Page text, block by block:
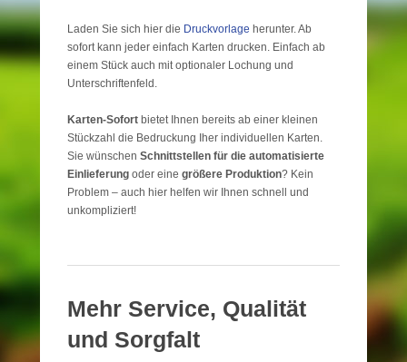
Laden Sie sich hier die Druckvorlage herunter. Ab
sofort kann jeder einfach Karten drucken. Einfach ab
einem Stück auch mit optionaler Lochung und
Unterschriftenfeld.
Karten-Sofort bietet Ihnen bereits ab einer kleinen
Stückzahl die Bedruckung Iher individuellen Karten.
Sie wünschen Schnittstellen für die automatisierte
Einlieferung oder eine größere Produktion? Kein
Problem – auch hier helfen wir Ihnen schnell und
unkompliziert!
Mehr Service, Qualität
und Sorgfalt